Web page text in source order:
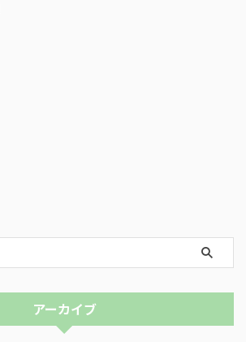
アーカイブ